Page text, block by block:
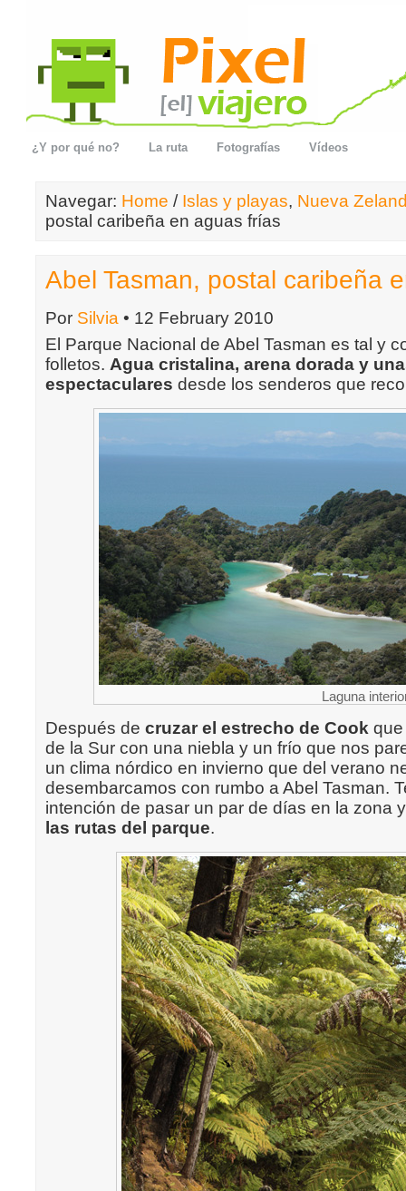
¿Y por qué no? La ruta Fotografías Vídeos
Navegar: Home / Islas y playas, Nueva
postal caribeña en aguas frías
Abel Tasman, postal caribeña
Por Silvia • 12 February 2010
El Parque Nacional de Abel Tasman es tal y
folletos. Agua cristalina, arena dorada y
espectaculares desde los senderos que
Laguna
Después de cruzar el estrecho de Cook
de la Sur con una niebla y un frío que nos
un clima nórdico en invierno que del verano
desembarcamos con rumbo a Abel Tasman.
intención de pasar un par de días en la zona
las rutas del parque.